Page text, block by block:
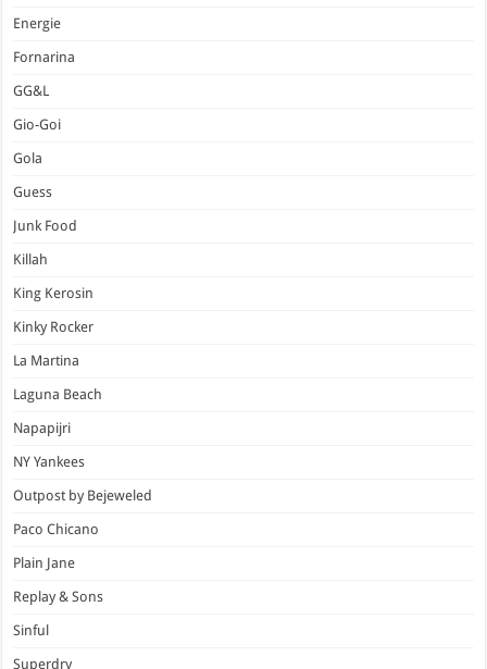
Energie
Fornarina
GG&L
Gio-Goi
Gola
Guess
Junk Food
Killah
King Kerosin
Kinky Rocker
La Martina
Laguna Beach
Napapijri
NY Yankees
Outpost by Bejeweled
Paco Chicano
Plain Jane
Replay & Sons
Sinful
Superdry